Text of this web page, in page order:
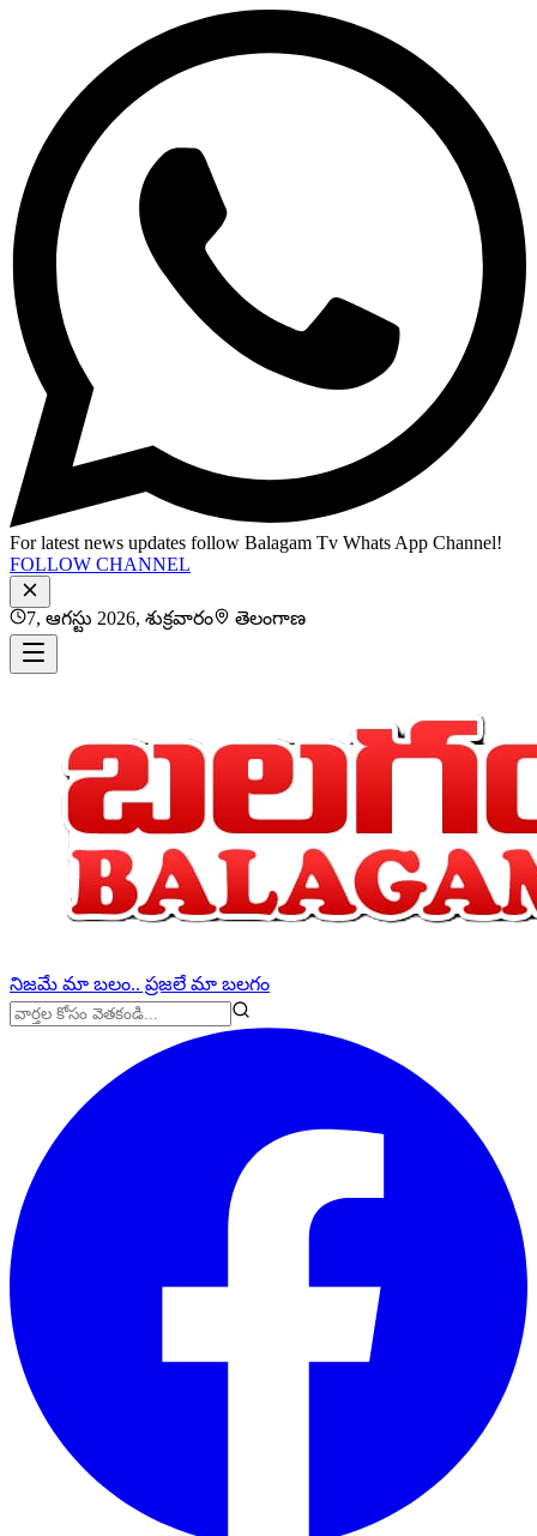
For latest news updates follow Balagam Tv Whats App Channel!
FOLLOW CHANNEL
7, ఆగస్టు 2026, శుక్రవారం తెలంగాణ
నిజమే మా బలం.. ప్రజలే మా బలగం